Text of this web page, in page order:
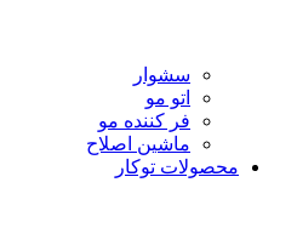
سشوار
اتو مو
فر کننده مو
ماشین اصلاح
محصولات توکار